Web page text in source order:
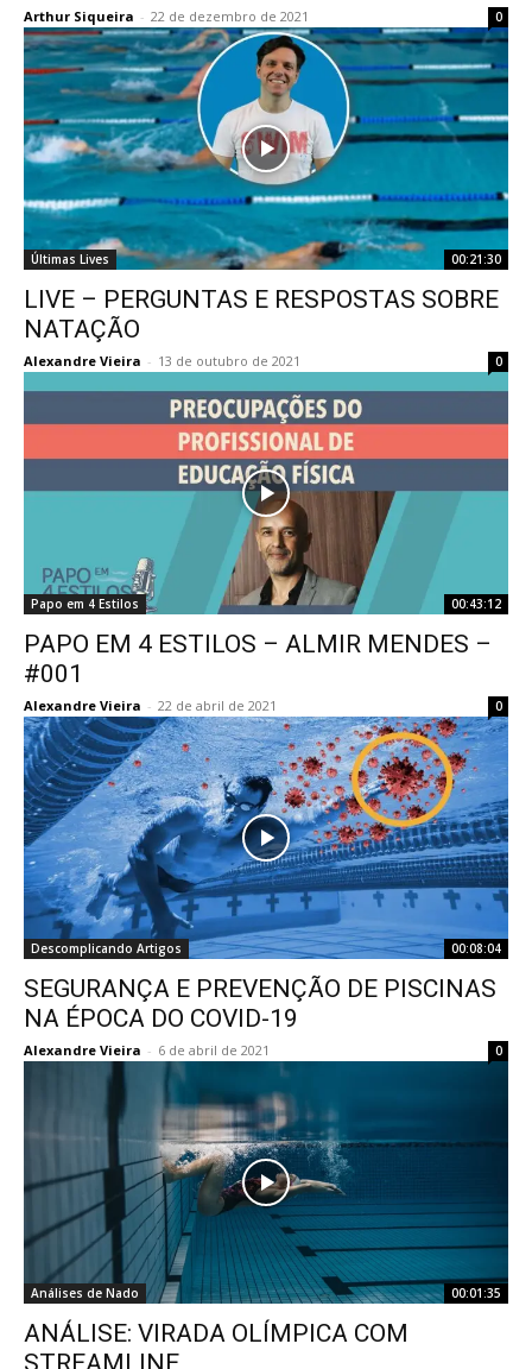
Arthur Siqueira - 22 de dezembro de 2021 0
Últimas Lives 00:21:30
LIVE – PERGUNTAS E RESPOSTAS SOBRE
NATAÇÃO
Alexandre Vieira - 13 de outubro de 2021 0
Papo em 4 Estilos 00:43:12
PAPO EM 4 ESTILOS – ALMIR MENDES –
#001
Alexandre Vieira - 22 de abril de 2021 0
Descomplicando Artigos 00:08:04
SEGURANÇA E PREVENÇÃO DE PISCINAS
NA ÉPOCA DO COVID-19
Alexandre Vieira - 6 de abril de 2021 0
Análises de Nado 00:01:35
ANÁLISE: VIRADA OLÍMPICA COM
STREAMLINE